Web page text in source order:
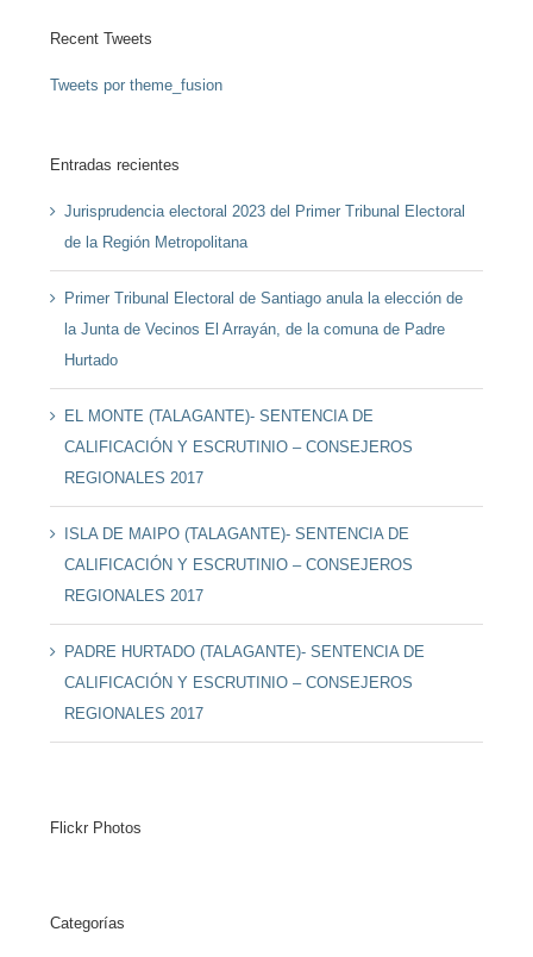
Recent Tweets
Tweets por theme_fusion
Entradas recientes
Jurisprudencia electoral 2023 del Primer Tribunal Electoral
de la Región Metropolitana
Primer Tribunal Electoral de Santiago anula la elección de
la Junta de Vecinos El Arrayán, de la comuna de Padre
Hurtado
EL MONTE (TALAGANTE)- SENTENCIA DE
CALIFICACIÓN Y ESCRUTINIO – CONSEJEROS
REGIONALES 2017
ISLA DE MAIPO (TALAGANTE)- SENTENCIA DE
CALIFICACIÓN Y ESCRUTINIO – CONSEJEROS
REGIONALES 2017
PADRE HURTADO (TALAGANTE)- SENTENCIA DE
CALIFICACIÓN Y ESCRUTINIO – CONSEJEROS
REGIONALES 2017
Flickr Photos
Categorías